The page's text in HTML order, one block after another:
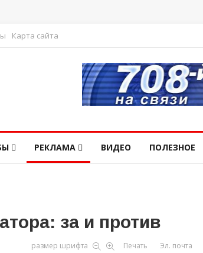
Карта сайта
РЕКЛАМА ВИДЕО ПОЛЕЗНОЕ
за и против
размер шрифта Печать Эл. почта